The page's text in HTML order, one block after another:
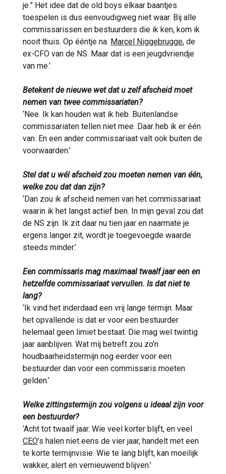
je.” Het idee dat de old boys elkaar baantjes
toespelen is dus eenvoudigweg niet waar. Bij alle
commissarissen en bestuurders die ik ken, kom ik
nooit thuis. Op ééntje na. Marcel Niggebrugge, de
ex-CFO van de NS. Maar dat is een jeugdvriendje
van me.’
Betekent de nieuwe wet dat u zelf afscheid moet
nemen van twee commissariaten?
‘Nee. Ik kan houden wat ik heb. Buitenlandse
commissariaten tellen niet mee. Daar heb ik er één
van. En een ander commissariaat valt ook buiten de
voorwaarden.’
Stel dat u wél afscheid zou moeten nemen van één,
welke zou dat dan zijn?
‘Dan zou ik afscheid nemen van het commissariaat
waarin ik het langst actief ben. In mijn geval zou dat
de NS zijn. Ik zit daar nu tien jaar en naarmate je
ergens langer zit, wordt je toegevoegde waarde
steeds minder.’
Een commissaris mag maximaal twaalf jaar een en
hetzelfde commissariaat vervullen. Is dat niet te
lang?
‘Ik vind het inderdaad een vrij lange termijn. Maar
het opvallende is dat er voor een bestuurder
helemaal geen limiet bestaat. Die mag wel twintig
jaar aanblijven. Wat mij betreft zou zo’n
houdbaarheidstermijn nog eerder voor een
bestuurder dan voor een commissaris moeten
gelden.’
Welke zittingstermijn zou volgens u ideaal zijn voor
een bestuurder?
‘Acht tot twaalf jaar. Wie veel korter blijft, en veel
CEO’s halen niet eens de vier jaar, handelt met een
te korte termijnvisie. Wie te lang blijft, kan moeilijk
wakker, alert en vernieuwend blijven.’